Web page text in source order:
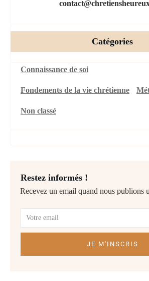
Catégories
Connaissance de soi
Fondements de la vie chrétienne
Non classé
Restez informés !
Recevez un email quand nous publions
JE M'INSCRIS